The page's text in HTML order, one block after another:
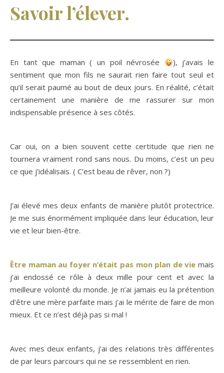
Savoir l’élever.
En tant que maman ( un poil névrosée
), j’avais le
sentiment que mon fils ne saurait rien faire tout seul et
qu’il serait paumé au bout de deux jours. En réalité, c’était
certainement une manière de me rassurer sur mon
indispensable présence à ses côtés.
Car oui, on a bien souvent cette certitude que rien ne
tournera vraiment rond sans nous. Du moins, c’est un peu
ce que j’idéalisais. ( C’est beau de rêver, non ?)
J’ai élevé mes deux enfants de manière plutôt protectrice.
Je me suis énormément impliquée dans leur éducation, leur
vie et leur bien-être.
Être maman au foyer n’était pas mon plan de vie mais
j’ai endossé ce rôle à deux mille pour cent et avec la
meilleure volonté du monde. Je n’ai jamais eu la prétention
d’être une mère parfaite mais j’ai le mérite de faire de mon
mieux. Et ce n’est déjà pas si mal !
Avec mes deux enfants, j’ai des relations très différentes
de par leurs parcours qui ne se ressemblent en rien.